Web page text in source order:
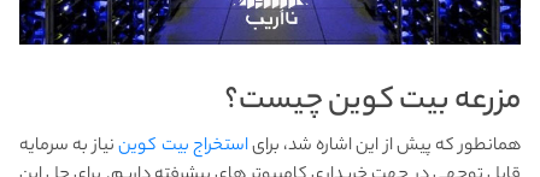
مزرعه بیت کوین چیست؟
همانطور که پیش از این اشاره شد، برایاستخراج بیت کویننیاز به سرمایه